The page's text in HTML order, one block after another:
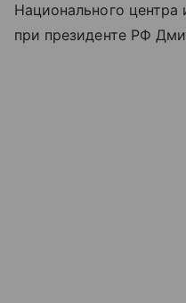
Национального центра
при президенте РФ